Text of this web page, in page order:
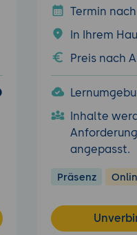
Termin
In Ihrem
Preis nach
Inhalte
angepasst.
Präsenz